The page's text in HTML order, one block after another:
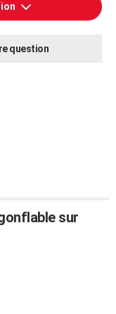
question
sur